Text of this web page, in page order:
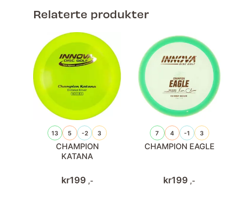
Relaterte produkter
13 5 -2 3
CHAMPION
KATANA
kr199 ,-
7 4 -1 3
CHAMPION EAGLE
kr199 ,-